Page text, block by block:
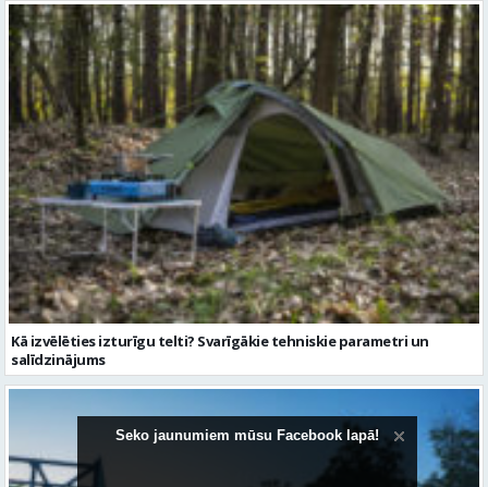
Kā izvēlēties izturīgu telti? Svarīgākie tehniskie parametri un
salīdzinājums
Seko jaunumiem mūsu Facebook lapā!